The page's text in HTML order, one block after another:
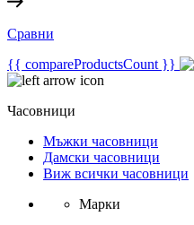
Сравни
{{ compareProductsCount }}
Часовници
Мъжки часовници
Дамски часовници
Виж всички часовници
Марки